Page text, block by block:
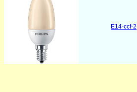
E14-ccf-2